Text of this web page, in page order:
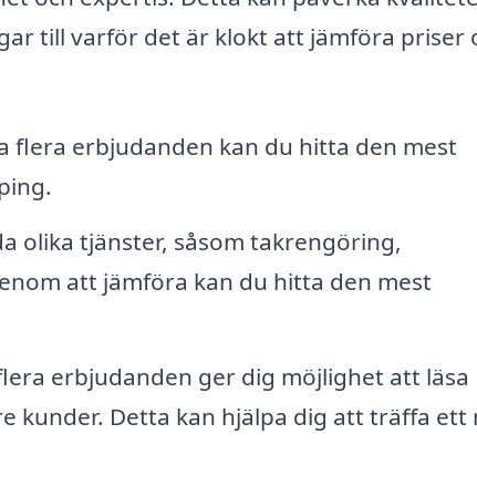
till varför det är klokt att jämföra priser
flera erbjudanden kan du hitta den mest
olika tjänster, såsom takrengöring,
att jämföra kan du hitta den mest
erbjudanden ger dig möjlighet att läsa
kunder. Detta kan hjälpa dig att träffa ett